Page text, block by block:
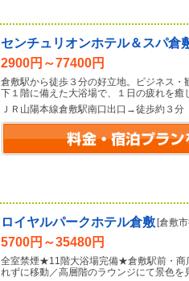
センチュリオンホテル＆スパ倉
2900円～77400円
倉敷駅から徒歩３分の好立地。ビジネス・
下１階に備えた大浴場で、１日の疲れを癒
ＪＲ山陽本線倉敷駅南口出口→徒歩約３分
ロイヤルパークホテル倉敷 [倉敷
5700円～35480円
全室禁煙★11階大浴場完備★倉敷駅前・商
れずに移動／高層階のラウンジにて景色を